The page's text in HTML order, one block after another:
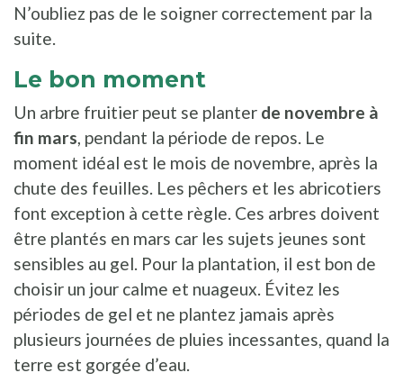
N’oubliez pas de le soigner correctement par la
suite.
Le bon moment
Un arbre fruitier peut se planter de novembre à
fin mars, pendant la période de repos. Le
moment idéal est le mois de novembre, après la
chute des feuilles. Les pêchers et les abricotiers
font exception à cette règle. Ces arbres doivent
être plantés en mars car les sujets jeunes sont
sensibles au gel. Pour la plantation, il est bon de
choisir un jour calme et nuageux. Évitez les
périodes de gel et ne plantez jamais après
plusieurs journées de pluies incessantes, quand la
terre est gorgée d’eau.